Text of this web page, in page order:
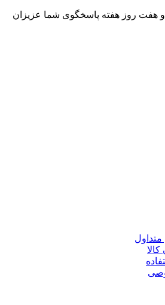
هفت روز هفته پاسخگوی شما عزیزان